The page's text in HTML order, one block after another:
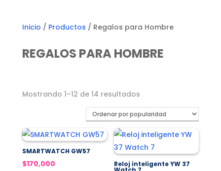
Inicio / Productos / Regalos para Hombre
REGALOS PARA HOMBRE
Mostrando 1–12 de 14 resultadosOrdenado
por
popularidad
SMARTWATCH GW57
$170,000
Reloj inteligente YW 37